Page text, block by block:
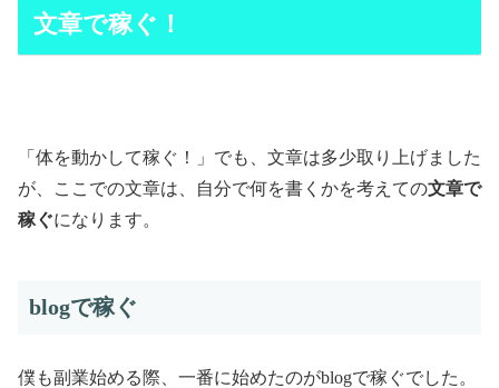
文章で稼ぐ！
「体を動かして稼ぐ！」でも、文章は多少取り上げました
が、ここでの文章は、自分で何を書くかを考えての文章で
稼ぐになります。
blogで稼ぐ
僕も副業始める際、一番に始めたのがblogで稼ぐでした。